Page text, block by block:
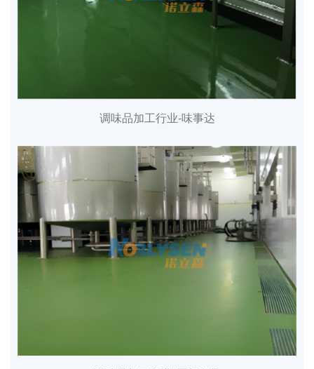
调味品加工行业-味事达